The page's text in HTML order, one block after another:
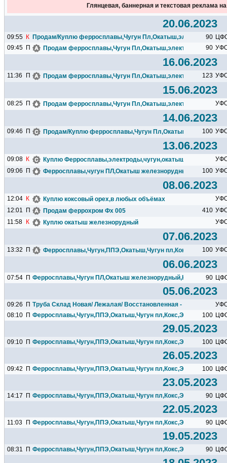
Глянцевая, баннерная и текстовая реклама
20.06.2023
09:55 К Продам/Куплю ферросплавы,Чугун Пл,Окатыш,электроды,Кокс
90
09:45 П Продам ферросплавы,Чугун Пл,Окатыш,электроды,Кокс
90
16.06.2023
11:36 П Продам ферросплавы,Чугун Пл,Окатыш,электроды,Кокс
123
15.06.2023
08:25 П Продам ферросплавы,Чугун Пл,Окатыш,электроды,Кокс
14.06.2023
09:46 П Продам/Куплю ферросплавы,Чугун 100
13.06.2023
09:08 К Куплю Ферросплавы,электроды,чугун,окатыш
09:06
П Ферросплавы,чугун ПЛ,Окатыш железнорудный,кокс100
08.06.2023
12:04 К Куплю коксовый орех,в любых объёмах
12:01
П Продам феррохром Фх 005 410
11:58
К Куплю окатыш железнорудный
07.06.2023
13:32 П Ферросплавы,Чугун,ППЭ,Окатыш,Чугун 100
06.06.2023
07:54 П Ферросплавы,Чугун ПЛ,Окатыш 90
05.06.2023
09:26 П Труба Склад Новая/ Лежалая/ Восстановленная - Б/У..........
08:10 П Ферросплавы,Чугун,ППЭ,Окатыш,Чугун пл,Кокс,Электроды...
100
29.05.2023
09:10 П Ферросплавы,Чугун,ППЭ,Окатыш,Чугун пл,Кокс,Электроды...
100
26.05.2023
09:42 П Ферросплавы,Чугун,ППЭ,Окатыш,Чугун пл,Кокс,Электроды...
100
23.05.2023
14:17 П Ферросплавы,Чугун,ППЭ,Окатыш,Чугун пл,Кокс,Электроды...
90
22.05.2023
11:03 П Ферросплавы,Чугун,ППЭ,Окатыш,Чугун пл,Кокс,Электроды...
90
19.05.2023
08:31 П Ферросплавы,Чугун,ППЭ,Окатыш,Чугун пл,Кокс,Электроды...
90